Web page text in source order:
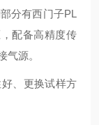
分有西门子PL
配备高精度传
气源。
、更换试样方